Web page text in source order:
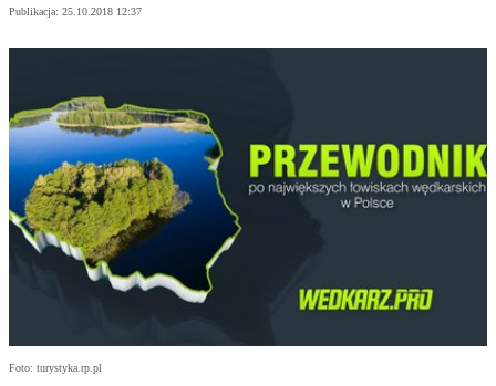
Publikacja: 25.10.2018 12:37
Foto: turystyka.rp.pl